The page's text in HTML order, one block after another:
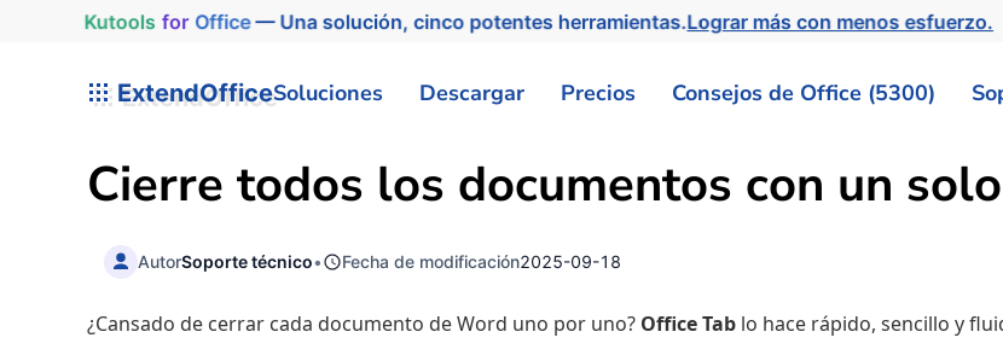
Kutools for Office— Una solución, cinco potentes herramientas.Lograr más con menos esfuerzo.
ExtendOfficeSoluciones Descargar Precios Consejos de Office (5300)
Cierre todos los documentos con un
AutorSoporte técnico• Fecha de modificación2025-09-18
¿Cansado de cerrar cada documento de Word uno por uno? Office Tab lo hace rápido, sencillo y